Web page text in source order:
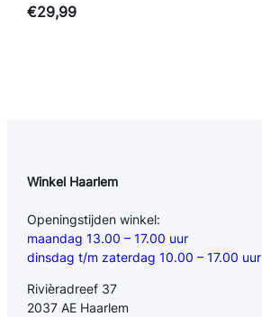
€29,99
Winkel Haarlem
Openingstijden winkel:
maandag 13.00 – 17.00 uur
dinsdag t/m zaterdag 10.00 – 17.00 uur
Rivièradreef 37
2037 AE Haarlem